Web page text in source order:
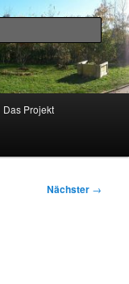
Das Projekt
Nächster →